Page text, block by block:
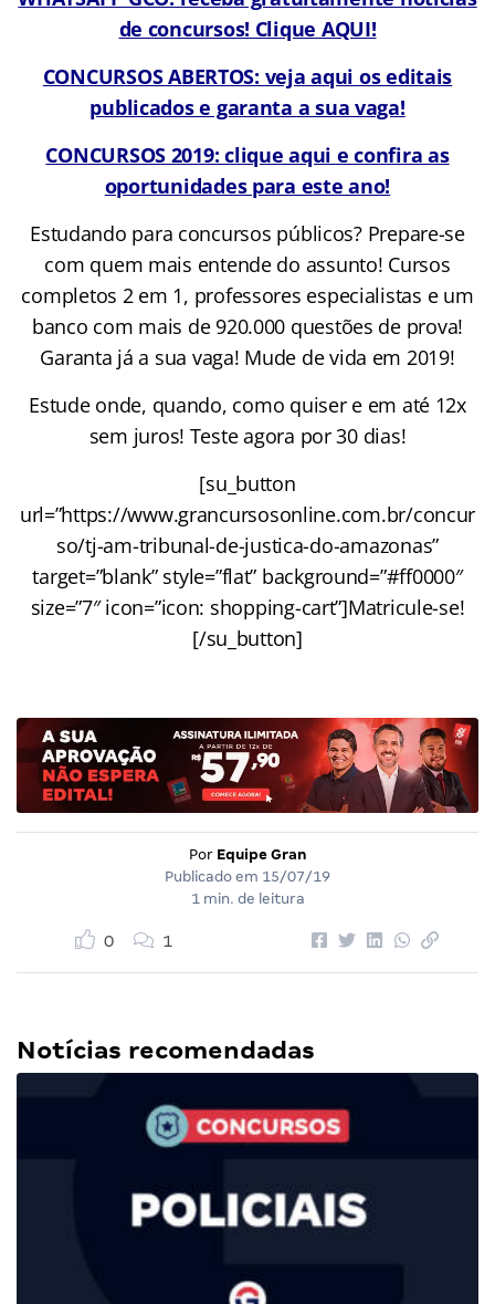
de concursos! Clique AQUI!
CONCURSOS ABERTOS: veja aqui os editais
publicados e garanta a sua vaga!
CONCURSOS 2019: clique aqui e confira as
oportunidades para este ano!
Estudando para concursos públicos? Prepare-se
com quem mais entende do assunto! Cursos
completos 2 em 1, professores especialistas e um
banco com mais de 920.000 questões de prova!
Garanta já a sua vaga! Mude de vida em 2019!
Estude onde, quando, como quiser e em até 12x
sem juros! Teste agora por 30 dias!
[su_button
url=”https://www.grancursosonline.com.br/concur
so/tj-am-tribunal-de-justica-do-amazonas”
target=”blank” style=”flat” background=”#ff0000″
size=”7″ icon=”icon: shopping-cart”]Matricule-se!
[/su_button]
Por Equipe Gran
Publicado em 15/07/19
1 min. de leitura
0 1
Notícias recomendadas